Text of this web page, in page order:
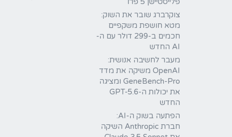
צוקרברג שובר את השוק:
מטא חושפת משקפיים
חכמים ב-299 דולר עם ה-
AI החדש
מעבר לחשיבה אנושית:
OpenAI משיקה את מדד
GeneBench-Pro ומציגה
את יכולות ה-GPT-5.6
החדש
הפתעה בשוק ה-AI:
חברת Anthropic השיקה